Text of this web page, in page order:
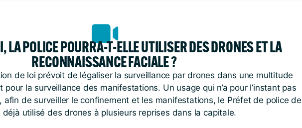
LA POLICE POURRA-T-ELLE UTILISER DES DRONES ET LA
RECONNAISSANCE FACIALE ?
de loi prévoit de légaliser la surveillance par drones dans une multitude
la surveillance des manifestations. Un usage qui n’a pour l’instant pas
afin de surveiller le confinement et les manifestations, le Préfet de police de
utilisé des drones à plusieurs reprises dans la capitale.